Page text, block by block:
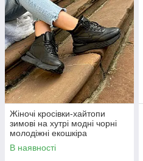
Жіночі кросівки-хайтопи
зимові на хутрі модні чорні
молодіжні екошкіра
В наявності